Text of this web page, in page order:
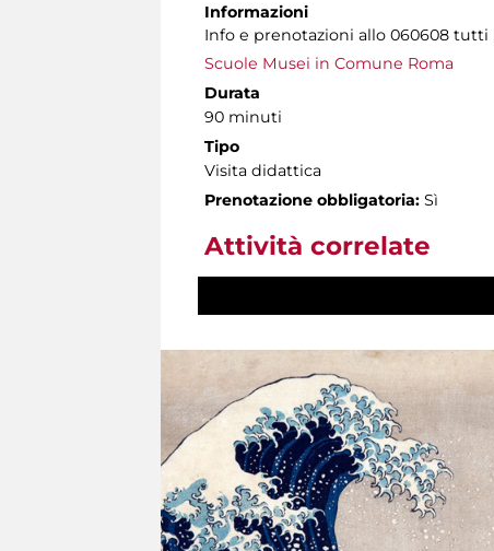
Informazioni
Info e prenotazioni allo 060608 tutti
Scuole Musei in Comune Roma
Durata
90 minuti
Tipo
Visita didattica
Prenotazione obbligatoria: Sì
Attività correlate